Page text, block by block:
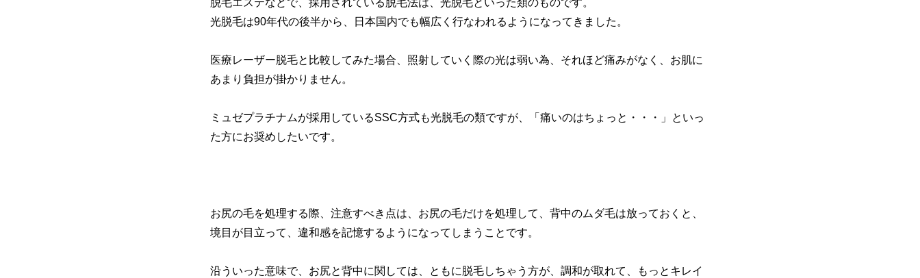
脱毛エステなどで、採用されている脱毛法は、光脱毛といった類のものです。
光脱毛は90年代の後半から、日本国内でも幅広く行なわれるようになってきました。
医療レーザー脱毛と比較してみた場合、照射していく際の光は弱い為、それほど痛みがなく、お肌に
あまり負担が掛かりません。
ミュゼプラチナムが採用しているSSC方式も光脱毛の類ですが、「痛いのはちょっと・・・」といっ
た方にお奨めしたいです。
お尻の毛を処理する際、注意すべき点は、お尻の毛だけを処理して、背中のムダ毛は放っておくと、
境目が目立って、違和感を記憶するようになってしまうことです。
沿ういった意味で、お尻と背中に関しては、ともに脱毛しちゃう方が、調和が取れて、もっとキレイ